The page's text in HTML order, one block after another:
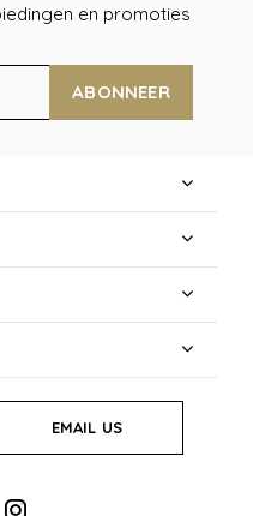
en promoties
ABONNEER
EMAIL US